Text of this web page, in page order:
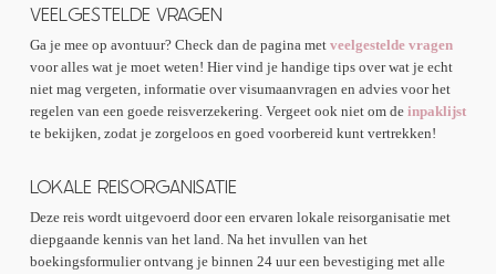
VEELGESTELDE VRAGEN
Ga je mee op avontuur? Check dan de pagina met veelgestelde vragen
voor alles wat je moet weten! Hier vind je handige tips over wat je echt
niet mag vergeten, informatie over visumaanvragen en advies voor het
regelen van een goede reisverzekering. Vergeet ook niet om de inpaklijst
te bekijken, zodat je zorgeloos en goed voorbereid kunt vertrekken!
LOKALE REISORGANISATIE
Deze reis wordt uitgevoerd door een ervaren lokale reisorganisatie met
diepgaande kennis van het land. Na het invullen van het
boekingsformulier ontvang je binnen 24 uur een bevestiging met alle